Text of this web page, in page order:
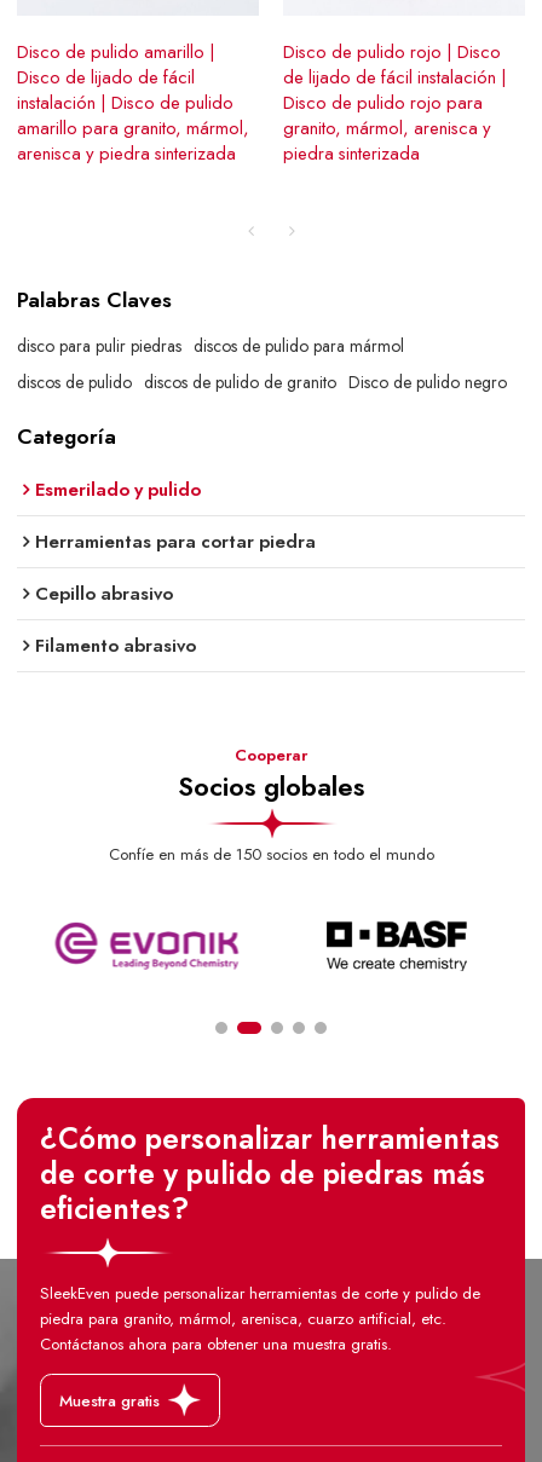
Disco de pulido amarillo |
Disco de lijado de fácil
instalación | Disco de pulido
amarillo para granito, mármol,
arenisca y piedra sinterizada
Disco de pulido rojo | Disco
de lijado de fácil instalación |
Disco de pulido rojo para
granito, mármol, arenisca y
piedra sinterizada
Palabras Claves
disco para pulir piedras discos de pulido para mármol
discos de pulido discos de pulido de granito Disco de pulido negro
Categoría
Esmerilado y pulido
Herramientas para cortar piedra
Cepillo abrasivo
Filamento abrasivo
Cooperar
Socios globales
Confíe en más de 150 socios en todo el mundo
¿Cómo personalizar herramientas
de corte y pulido de piedras más
eficientes?
SleekEven puede personalizar herramientas de corte y pulido de
piedra para granito, mármol, arenisca, cuarzo artificial, etc.
Contáctanos ahora para obtener una muestra gratis.
Muestra gratis